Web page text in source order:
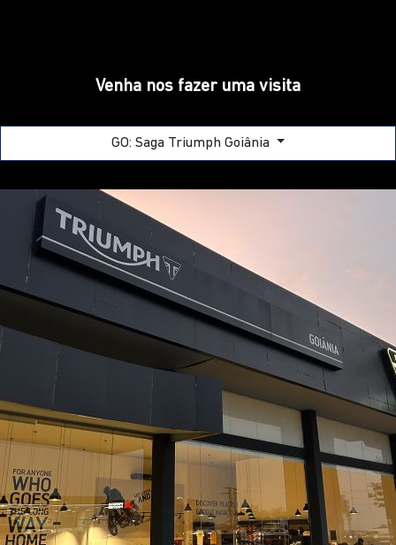
GO: SAGA TRIUMPH GOIÂNIA
Rodovia BR-153, Qd C-17, Lts 01/34 - Jardim Goiás -
Goiânia - Goiás
Como chegar
Geral
(62) 3416-2013 (62) 9627-2666
Contato
(62) 3773-2503
WhatsApp
(62) 3142-0167